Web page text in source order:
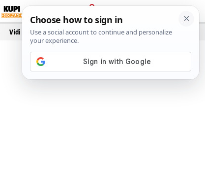
PRIJAVA
Vidi još…